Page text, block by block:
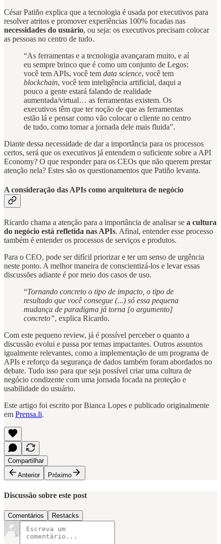
César Patiño explica que a tecnologia é usada por executivos para
resolver atritos e promover experiências 100% focadas nas
necessidades do usuário, ou seja: os executivos precisam colocar
as pessoas no centro de tudo.
“As ferramentas e a tecnologia avançaram muito, e aí
eu sempre brinco que é como um conjunto de Legos:
você tem APIs, você tem data science, você tem
blockchain, você tem inteligência artificial, daqui a
pouco a gente estará falando de realidade
aumentada/virtual… as ferramentas existem. Os
executivos têm que ter noção de que as ferramentas
estão lá e pensar como vão colocar o cliente no centro
de tudo, como tornar a jornada dele mais fluida”.
Diante dessa necessidade de dar a importância para os processos
certos, será que os executivos já entendem o suficiente sobre a API
Economy? O que responder para os CEOs que não querem prestar
atenção nela? Estes são os questionamentos que Patiño levanta.
A consideração das APIs como arquitetura de negócio
Ricardo chama a atenção para a importância de analisar se a cultura
do negócio está refletida nas APIs. Afinal, entender esse processo
também é entender os processos de serviços e produtos.
Para o CEO, pode ser difícil priorizar e ter um senso de urgência
neste ponto. A melhor maneira de conscientizá-los e levar essas
discussões adiante é por meio dos casos de uso.
“Tornando concreto o tipo de impacto, o tipo de
resultado que você consegue (...) só essa pequena
mudança de paradigma já torna [o argumento]
concreto”, explica Ricardo.
Com este pequeno review, já é possível perceber o quanto a
discussão evolui e passa por temas impactantes. Outros assuntos
igualmente relevantes, como a implementação de um programa de
APIs e reforço da segurança de dados também foram abordados no
debate. Tudo isso para que seja possível criar uma cultura de
negócio condizente com uma jornada focada na proteção e
usabilidade do usuário.
Este artigo foi escrito por Bianca Lopes e publicado originalmente
em Prensa.li.
Compartilhar
Anterior
Próximo
Discussão sobre este post
Comentários Restacks